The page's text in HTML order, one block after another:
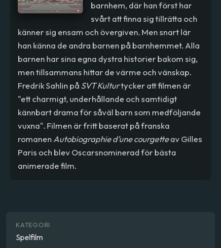
barnhem, där han först har
svårt att finna sig tillrätta och
känner sig ensam och övergiven. Men snart lär
han känna de andra barnen på barnhemmet. Alla
barnen har sina egna dystra historier bakom sig,
men tillsammans hittar de värme och vänskap.
Fredrik Sahlin på SVT Kulturtycker att filmen är
"ett charmigt, underhållande och samtidigt
kännbart drama för såväl barn som medföljande
vuxna". Filmen är fritt baserat på franska
romanen Autobiographie d’une courgetteav Gilles
Paris och blev Oscarsnominerad för bästa
animerade film.
KATEGORI
Spelfilm